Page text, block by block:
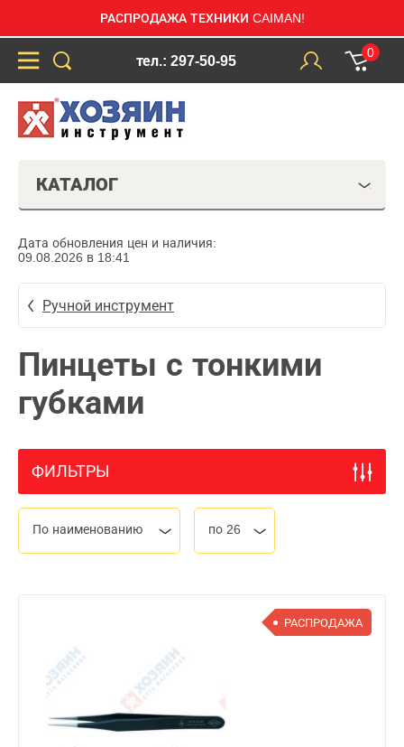
РАСПРОДАЖА ТЕХНИКИ CAIMAN!
тел.: 297-50-95
0
КАТАЛОГ
Дата обновления цен и наличия:
09.08.2026 в 18:41
Ручной инструмент
Пинцеты с тонкими
губками
ФИЛЬТРЫ
По наименованию по 26
РАСПРОДАЖА